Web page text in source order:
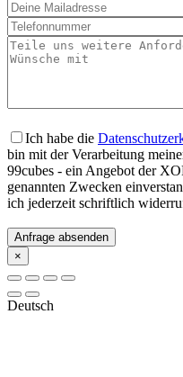
Ich habe die
bin mit der Verarbeitung
99cubes - ein Angebot der
genannten Zwecken
ich jederzeit schriftlich
×
Deutsch